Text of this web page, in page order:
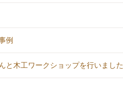
例
と木工ワークショップを行いました